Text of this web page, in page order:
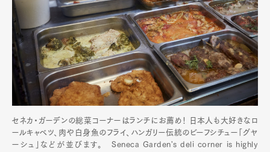
セネカ・ガーデンの総菜コーナーはランチにお薦め！ 日本人も大好きなロ
ールキャベツ、肉や白身魚のフライ、ハンガリー伝統のビーフシチュー「グヤ
ーシュ」などが並びます。 Seneca Garden's deli corner is highly